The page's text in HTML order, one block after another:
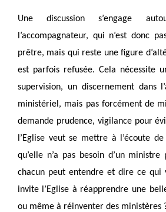
Une discussion s’engage
l’accompagnateur, qui n’est donc
prêtre, mais qui reste une figure
est parfois refusée. Cela nécessite
supervision, un discernement dans
ministériel, mais pas forcément de
demande prudence, vigilance pour
l’Eglise veut se mettre à l’écoute
qu’elle n’a pas besoin d’un
chacun peut entendre et dire ce qui
invite l’Eglise à réapprendre une
ou même à réinventer des ministères